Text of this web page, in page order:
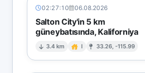
02:27:10 06.08.2026
Salton City'in 5 km
güneybatısında, Kaliforniya
3.4 km I 33.26, -115.99